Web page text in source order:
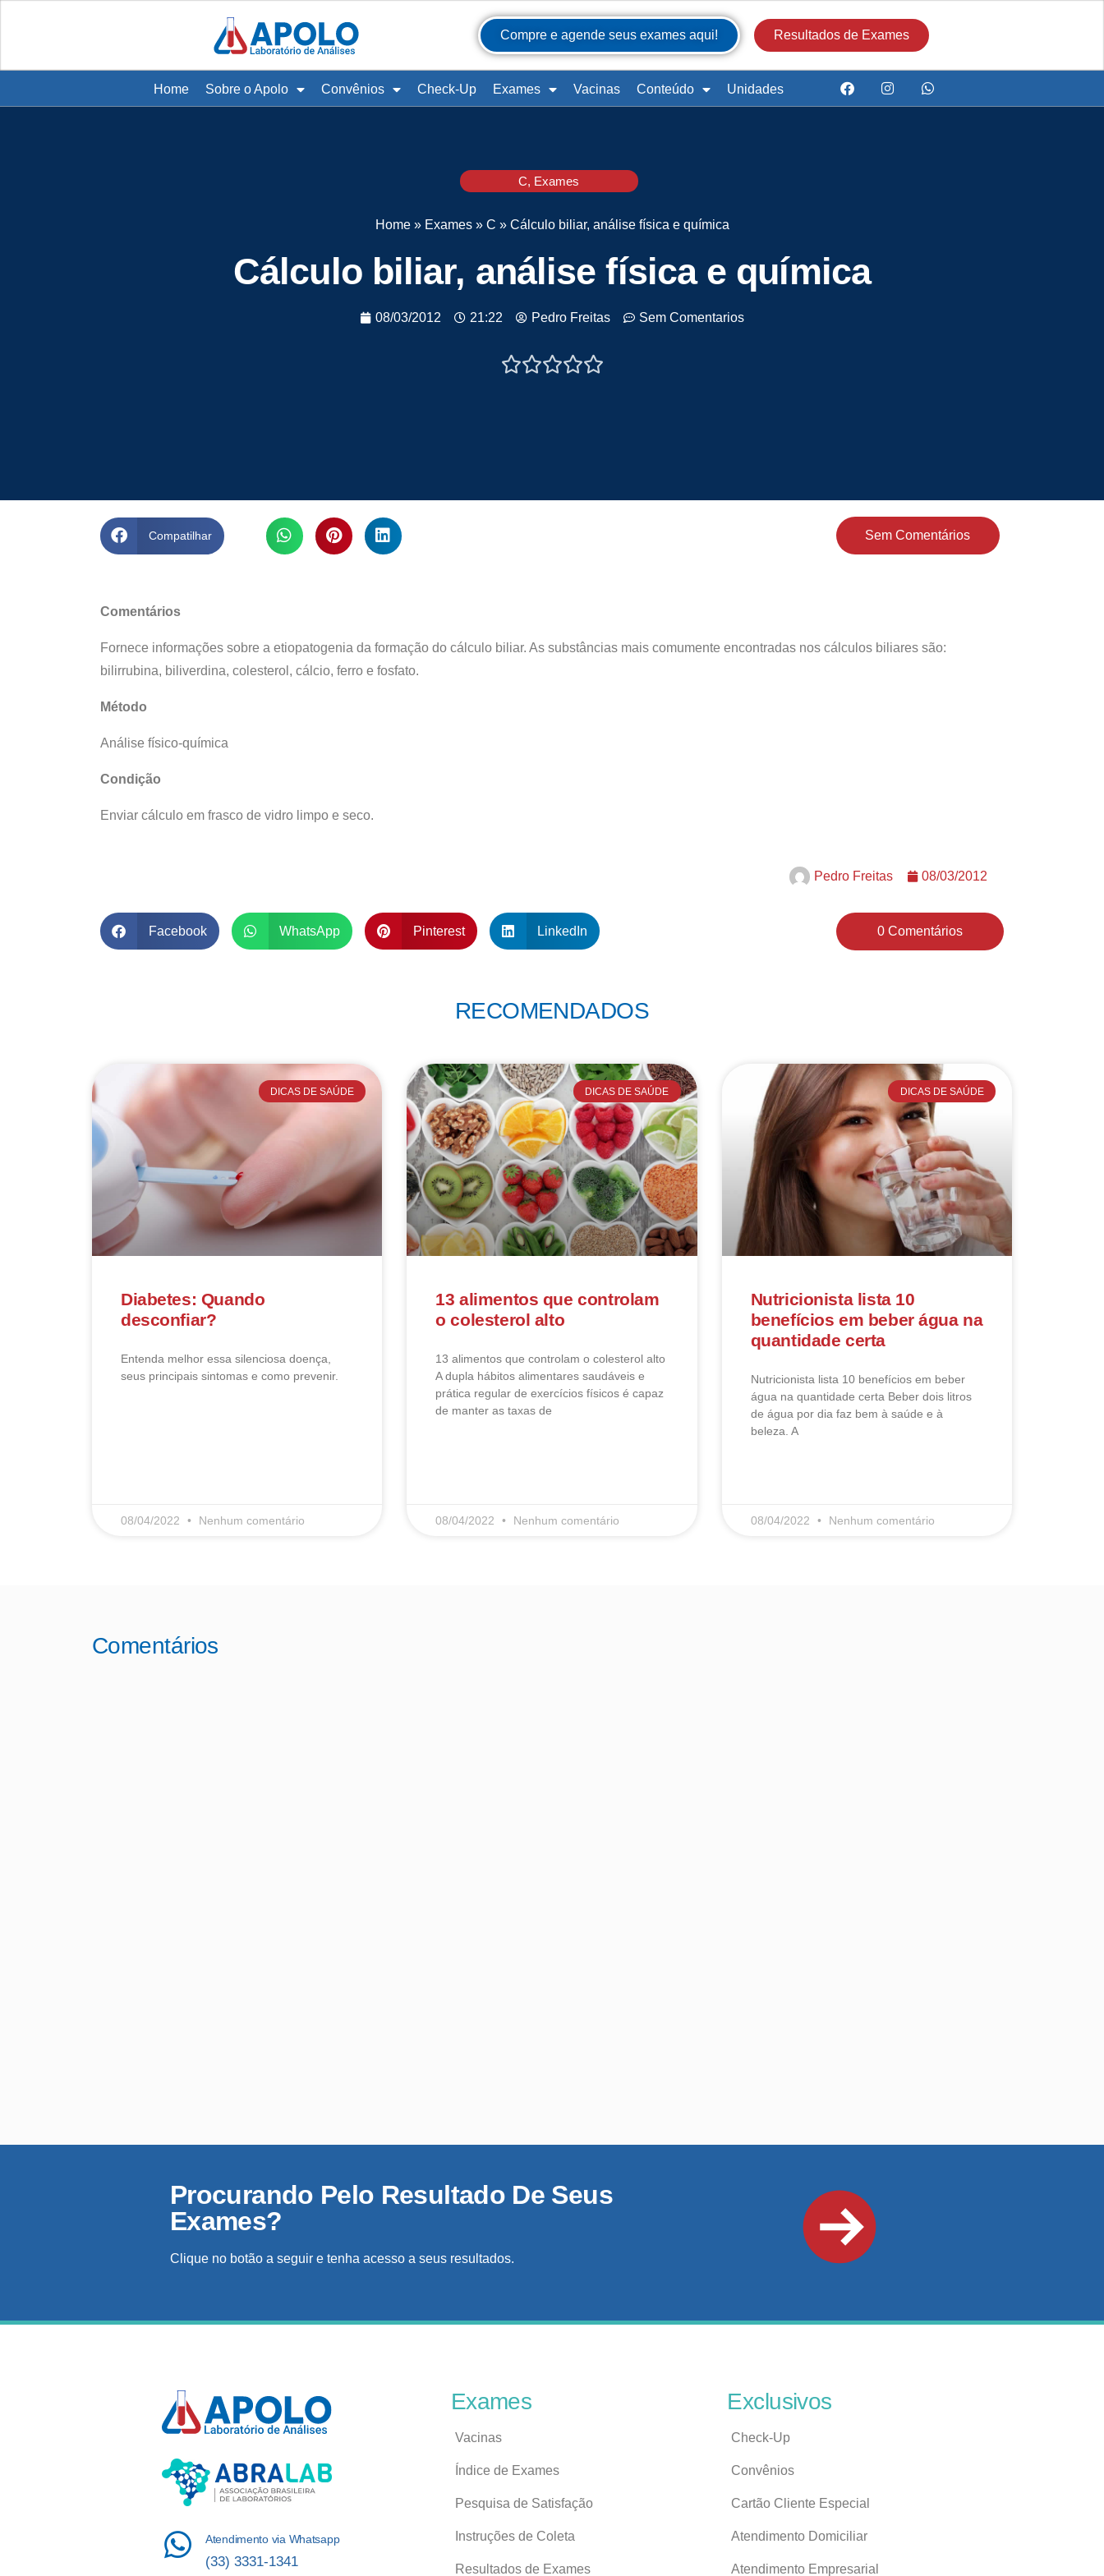
Compre e agende seus exames aqui! Resultados de Exames
Home Sobre o Apolo Convênios Check-Up Exames Vacinas Conteúdo Unidades
C, Exames
Home» Exames» C » Cálculo biliar, análise física e química
Cálculo biliar, análise física e química
08/03/2012 21:22 Pedro Freitas Sem Comentarios

Compatilhar Sem Comentários
Comentários
Fornece informações sobre a etiopatogenia da formação do cálculo biliar. As substâncias mais comumente encontradas nos cálculos biliares são:
bilirrubina, biliverdina, colesterol, cálcio, ferro e fosfato.
Método
Análise físico-química
Condição
Enviar cálculo em frasco de vidro limpo e seco.
Pedro Freitas 08/03/2012
Facebook WhatsApp Pinterest LinkedIn 0 Comentários
RECOMENDADOS
DICAS DE SAÚDE
Diabetes: Quando
desconfiar?
Entenda melhor essa silenciosa doença,
seus principais sintomas e como prevenir.
08/04/2022 Nenhum comentário
DICAS DE SAÚDE
13 alimentos que controlam
o colesterol alto
13 alimentos que controlam o colesterol alto​
A dupla hábitos alimentares saudáveis e
prática regular de exercícios físicos é capaz
de manter as taxas de
08/04/2022 Nenhum comentário
DICAS DE SAÚDE
Nutricionista lista 10
benefícios em beber água na
quantidade certa
Nutricionista lista 10 benefícios em beber
água na quantidade certa Beber dois litros
de água por dia faz bem à saúde e à
beleza. A
08/04/2022 Nenhum comentário
Comentários
Procurando Pelo Resultado De Seus
Exames?
Clique no botão a seguir e tenha acesso a seus resultados.
Atendimento via Whatsapp
(33) 3331-1341
Exames
Vacinas
Índice de Exames
Pesquisa de Satisfação
Instruções de Coleta
Resultados de Exames
Exclusivos
Check-Up
Convênios
Cartão Cliente Especial
Atendimento Domiciliar
Atendimento Empresarial